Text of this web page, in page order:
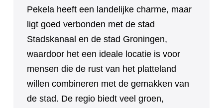
Pekela heeft een landelijke charme, maar
ligt goed verbonden met de stad
Stadskanaal en de stad Groningen,
waardoor het een ideale locatie is voor
mensen die de rust van het platteland
willen combineren met de gemakken van
de stad. De regio biedt veel groen,